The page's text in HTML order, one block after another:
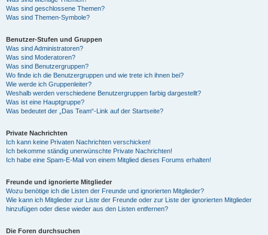
Was sind geschlossene Themen?
Was sind Themen-Symbole?
Benutzer-Stufen und Gruppen
Was sind Administratoren?
Was sind Moderatoren?
Was sind Benutzergruppen?
Wo finde ich die Benutzergruppen und wie trete ich ihnen bei?
Wie werde ich Gruppenleiter?
Weshalb werden verschiedene Benutzergruppen farbig dargestellt?
Was ist eine Hauptgruppe?
Was bedeutet der „Das Team“-Link auf der Startseite?
Private Nachrichten
Ich kann keine Privaten Nachrichten verschicken!
Ich bekomme ständig unerwünschte Private Nachrichten!
Ich habe eine Spam-E-Mail von einem Mitglied dieses Forums erhalten!
Freunde und ignorierte Mitglieder
Wozu benötige ich die Listen der Freunde und ignorierten Mitglieder?
Wie kann ich Mitglieder zur Liste der Freunde oder zur Liste der ignorierten Mitglieder
hinzufügen oder diese wieder aus den Listen entfernen?
Die Foren durchsuchen